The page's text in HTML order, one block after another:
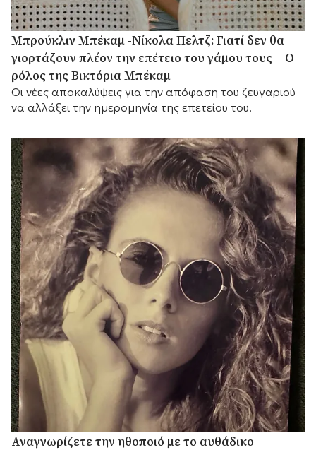
Μπρούκλιν Μπέκαμ -Νίκολα Πελτζ: Γιατί δεν θα
γιορτάζουν πλέον την επέτειο του γάμου τους – Ο
ρόλος της Βικτόρια Μπέκαμ
Οι νέες αποκαλύψεις για την απόφαση του ζευγαριού
να αλλάξει την ημερομηνία της επετείου του.
Αναγνωρίζετε την ηθοποιό με το αυθάδικο